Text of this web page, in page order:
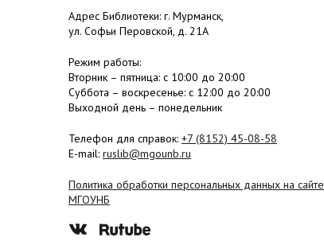
Адрес Библиотеки: г. Мурманск,
ул. Софьи Перовской, д. 21А
Режим работы:
Вторник – пятница: с 10:00 до 20:00
Суббота – воскресенье: c 12:00 до 20:00
Выходной день – понедельник
Телефон для справок: +7 (8152) 45-08-58
E-mail: ruslib@mgounb.ru
Политика обработки персональных данных на сайте
МГОУНБ